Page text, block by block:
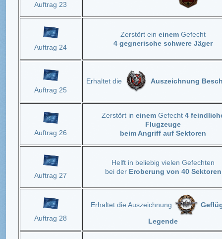
Auftrag 23
Auftrag 24
Zerstört ein einem Gefecht
4 gegnerische schwere Jäger
Auftrag 25
Erhaltet die Auszeichnung
Auftrag 26
Zerstört in einem Gefecht 4
Flugzeuge
beim Angriff auf Sektoren
Auftrag 27
Helft in beliebig vielen Gefechten
bei der Eroberung von 40 Sektoren
Auftrag 28
Erhaltet die Auszeichnung
Legende